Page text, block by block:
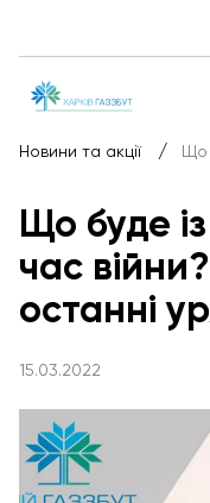
Новини та акції / Що
Що буде
час
останні
15.03.2022